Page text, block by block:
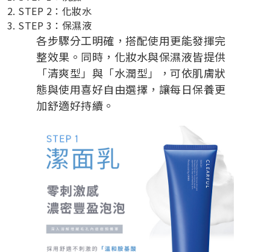
STEP 2：化妝水
STEP 3：保濕液
各步驟分工明確，搭配使用更能發揮完
整效果。同時，化妝水與保濕液皆提供
「清爽型」與「水潤型」，可依肌膚狀
態與使用喜好自由選擇，讓每日保養更
加舒適好持續。